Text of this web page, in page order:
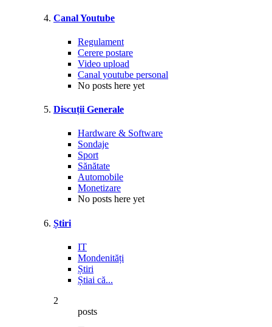
Canal Youtube
Regulament
Cerere postare
Video upload
Canal youtube personal
No posts here yet
Discuții Generale
Hardware & Software
Sondaje
Sport
Sănătate
Automobile
Monetizare
No posts here yet
Știri
IT
Mondenități
Știri
Știai că...
2
posts